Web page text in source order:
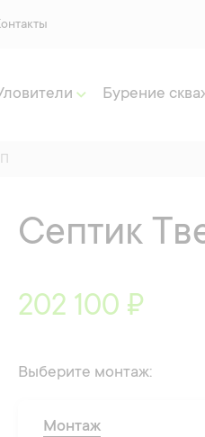
Бурение
Септик
202 100 ₽
Выберите монтаж:
Монтаж